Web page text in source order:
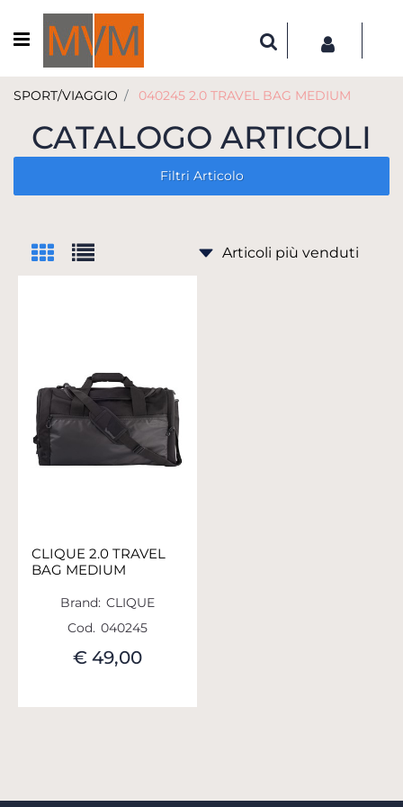
Open menu
SPORT/VIAGGIO 040245 2.0 TRAVEL BAG MEDIUM
CATALOGO ARTICOLI
Filtri Articolo
CLIQUE 2.0 TRAVEL
BAG MEDIUM
Brand: CLIQUE
Cod. 040245
€ 49,00